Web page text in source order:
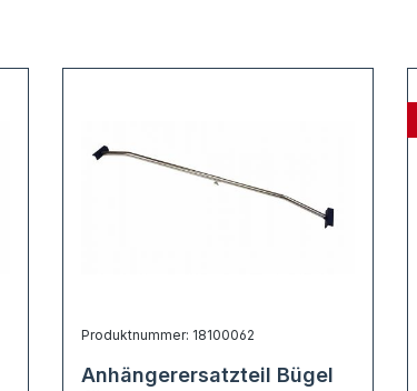
Produktnummer: 18100062
Anhängerersatzteil Bügel